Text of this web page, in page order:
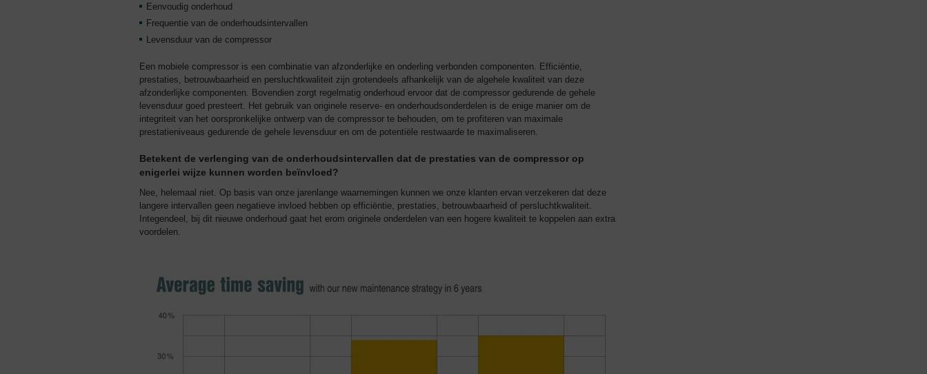
Eenvoudig onderhoud
Frequentie van de onderhoudsintervallen
Levensduur van de compressor
Een mobiele compressor is een combinatie van afzonderlijke en onderling verbonden componenten. Efficiëntie,
prestaties, betrouwbaarheid en persluchtkwaliteit zijn grotendeels afhankelijk van de algehele kwaliteit van deze
afzonderlijke componenten. Bovendien zorgt regelmatig onderhoud ervoor dat de compressor gedurende de gehele
levensduur goed presteert. Het gebruik van originele reserve- en onderhoudsonderdelen is de enige manier om de
integriteit van het oorspronkelijke ontwerp van de compressor te behouden, om te profiteren van maximale
prestatieniveaus gedurende de gehele levensduur en om de potentiële restwaarde te maximaliseren.
Betekent de verlenging van de onderhoudsintervallen dat de prestaties van de compressor op
enigerlei wijze kunnen worden beïnvloed?
Nee, helemaal niet. Op basis van onze jarenlange waarnemingen kunnen we onze klanten ervan verzekeren dat deze
langere intervallen geen negatieve invloed hebben op efficiëntie, prestaties, betrouwbaarheid of persluchtkwaliteit.
Integendeel, bij dit nieuwe onderhoud gaat het erom originele onderdelen van een hogere kwaliteit te koppelen aan extra
voordelen.